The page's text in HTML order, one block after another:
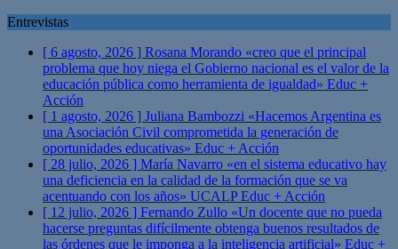
Entrevistas
[ 6 agosto, 2026 ] Rosana Morando «creo que el principal
problema que hoy niega el Gobierno nacional es el valor de la
educación pública como herramienta de igualdad» Educ +
Acción
[ 1 agosto, 2026 ] Juliana Bambozzi «Hacemos Argentina es
una Asociación Civil comprometida la generación de
oportunidades educativas» Educ + Acción
[ 28 julio, 2026 ] María Navarro «en el sistema educativo hay
una deficiencia en la calidad de la formación que se va
acentuando con los años» UCALPEduc + Acción
[ 12 julio, 2026 ] Fernando Zullo «Un docente que no pueda
hacerse preguntas difícilmente obtenga buenos resultados de
las órdenes que le imponga a la inteligencia artificial» Educ +